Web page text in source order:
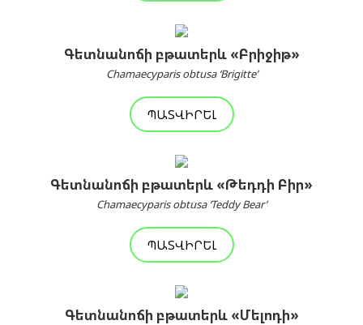
Գետնանոճի բթատերև «Բրիջիթ»
Chamaecyparis obtusa ‘Brigitte’
ՊԱՏՎԻՐԵԼ
Գետնանոճի բթատերև «Թեդդի Բիր»
Chamaecyparis obtusa ‘Teddy Bear’
ՊԱՏՎԻՐԵԼ
Գետնանոճի բթատերև «Մելոդի»